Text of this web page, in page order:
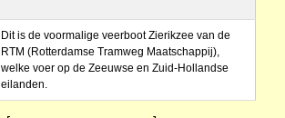
Dit is de voormalige veerboot Zierikzee van de
RTM (Rotterdamse Tramweg Maatschappij),
welke voer op de Zeeuwse en Zuid-Hollandse
eilanden.